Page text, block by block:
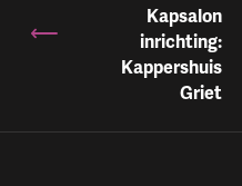
Kapsalon
inrichting:
Kappershuis
Griet